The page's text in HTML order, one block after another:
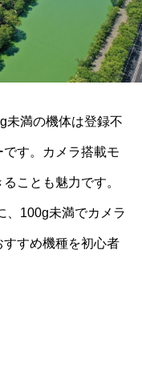
未満の機体は登録不
す。カメラ搭載モ
ことも魅力です。
、100g未満でカメラ
すめ機種を初心者